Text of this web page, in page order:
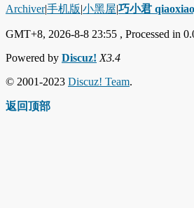
Archiver|手机版|小黑屋|巧小君
GMT+8, 2026-8-8 23:55 , Processed in
Powered by Discuz! X3.4
© 2001-2023 Discuz! Team.
返回顶部